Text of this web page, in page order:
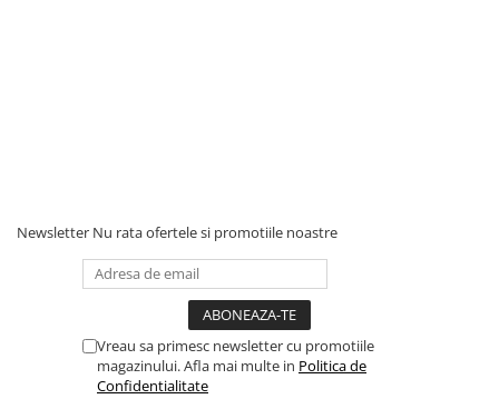
Newsletter Nu rata ofertele si promotiile noastre
Vreau sa primesc newsletter cu promotiile
magazinului. Afla mai multe in Politica de
Confidentialitate